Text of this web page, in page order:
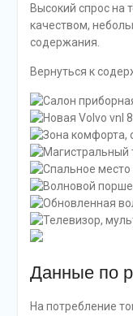
Высокий спрос на
качеством,
содержания.
Вернуться к
Данные по
На потребление